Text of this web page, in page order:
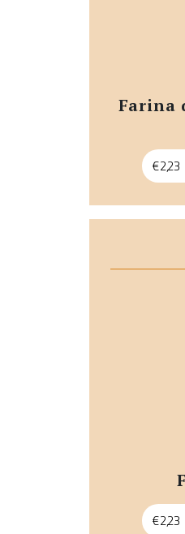
farina di mais bramata per
€2,23
€2,23